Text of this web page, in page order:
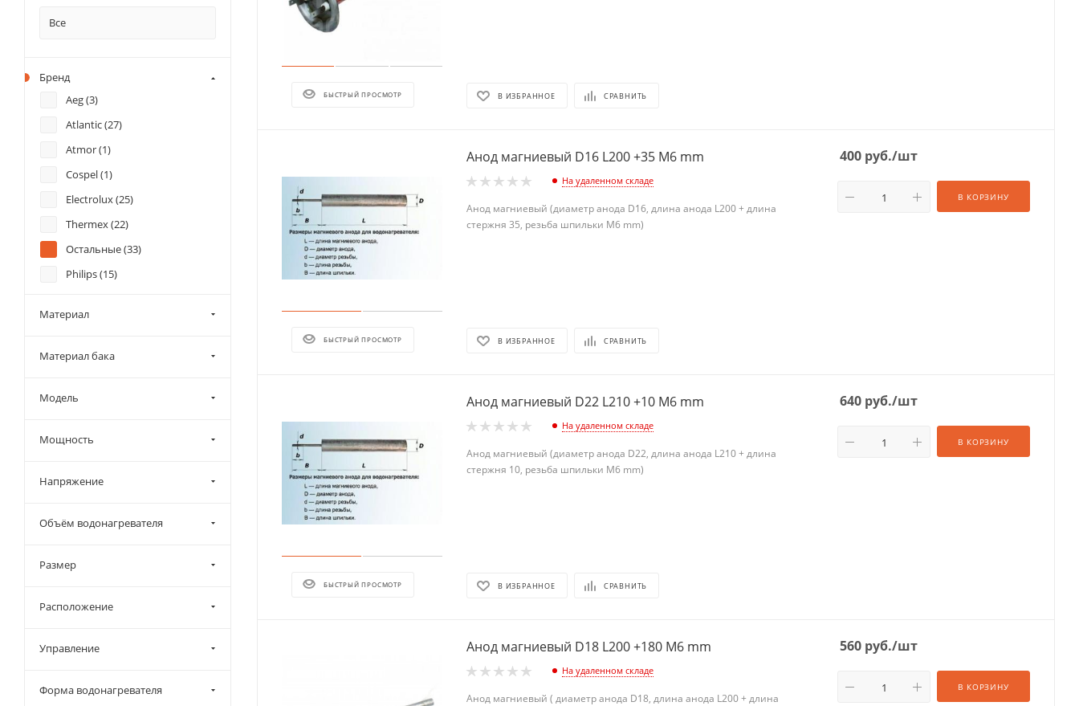
БЫСТРЫЙ ПРОСМОТР В ИЗБРАННОЕ СРАВНИТЬ
БЫСТРЫЙ ПРОСМОТР
Анод магниевый D16 L200 +35 М6 mm
На удаленном складе
Анод магниевый (диаметр анода D16, длина анода L200 + длина
стержня 35, резьба шпильки М6 mm)
В ИЗБРАННОЕ СРАВНИТЬ
400 руб./шт
В КОРЗИНУ
БЫСТРЫЙ ПРОСМОТР
Анод магниевый D22 L210 +10 М6 mm
На удаленном складе
Анод магниевый (диаметр анода D22, длина анода L210 + длина
стержня 10, резьба шпильки М6 mm)
В ИЗБРАННОЕ СРАВНИТЬ
640 руб./шт
В КОРЗИНУ
Анод магниевый D18 L200 +180 М6 mm
На удаленном складе
Анод магниевый ( диаметр анода D18, длина анода L200 + длина
560 руб./шт
В КОРЗИНУ
Все
Бренд
Aeg (3)
Atlantic (27)
Atmor (1)
Cospel (1)
Electrolux (25)
Thermex (22)
Остальные (33)
Philips (15)
Primoclima (
Материал
Материал бака
Модель
Мощность
Напряжение
Объём водонагревателя
Размер
Расположение
Управление
Форма водонагревателя